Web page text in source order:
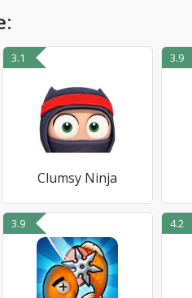
3.1
Clumsy Ninja
3.9
3.9 4.2